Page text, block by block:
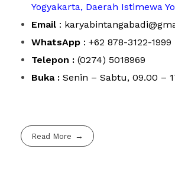
Yogyakarta, Daerah Istimewa
Email:
WhatsApp : +62 878-3122-1999
Telepon : (0274) 5018969
Buka :Senin – Sabtu, 09.00 –
Read More